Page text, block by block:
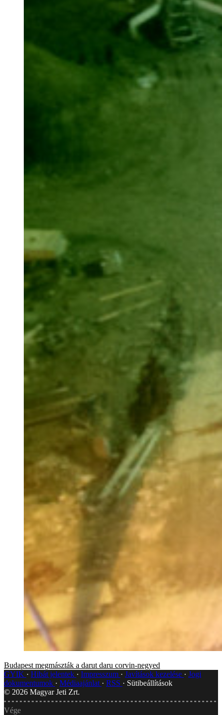
Budapest megmászták a darut daru corvin-negyed
GYIK
Hibát jelentek Impresszum Javítások kezelése
Jogi
dokumentumok
Médiaajánlat RSS
Sütibeállítások
© 2026 Magyar Jeti Zrt.
Vége